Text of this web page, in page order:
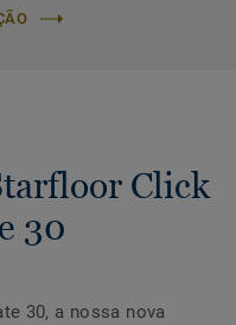
Click
30
30, a nossa nova